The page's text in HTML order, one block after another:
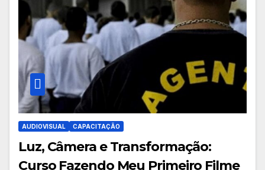
AUDIOVISUAL CAPACITAÇÃO
Luz, Câmera e Transformação:
Curso Fazendo Meu Primeiro Filme